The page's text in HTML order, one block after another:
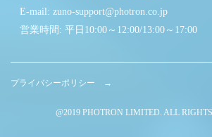
E-mail: zuno-support@photron.co.jp
営業時間: 平日10:00～12:00/13:00～17:00
プライバシーポリシー →
@2019 PHOTRON LIMITED. ALL